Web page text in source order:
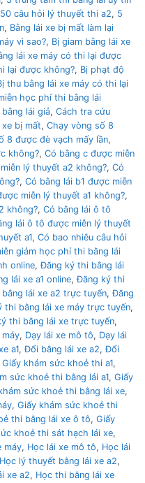
câu hỏi lý thuyết thi a2, 5
, Bằng lái xe bị mất làm lại
vì sao?, Bị giam bằng lái xe
lái xe máy có thi lại được
lại được không?, Bị phạt độ
thu bằng lái xe máy có thi lại
học phí thi bằng lái
lái giả, Cách tra cứu
xe bị mất, Chạy vòng số 8
8 được đè vạch mấy lần,
không?, Có bằng c được miễn
lý thuyết a2 không?, Có
, Có bằng lái b1 được miễn
miễn lý thuyết a1 không?,
không?, Có bằng lái ô tô
lái ô tô được miễn lý thuyết
a1, Có bao nhiêu câu hỏi
giảm học phí thi bằng lái
online,Đăng ký thi bằng lái
lái xe a1 online,Đăng ký thi
lái xe a2 trực tuyến,Đăng
thi bằng lái xe máy trực tuyến,
thi bằng lái xe trực tuyến,
máy, Dạy lái xe mô tô, Dạy lái
a1,Đổi bằng lái xe a2,Đổi
Giấy khám sức khoẻ thi a1,
sức khoẻ thi bằng lái a1, Giấy
sức khoẻ thi bằng lái xe,
, Giấy khám sức khoẻ thi
thi bằng lái xe ô tô, Giấy
khoẻ thi sát hạch lái xe,
máy, Học lái xe mô tô, Học lái
Học lý thuyết bằng lái xe a2,
xe a2, Học thi bằng lái xe